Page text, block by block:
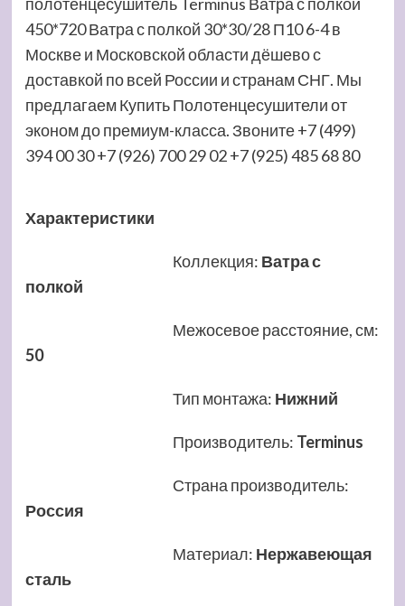
450*720 Ватра с полкой 30*30/28 П10 6-4 в
Москве и Московской области дёшево с
доставкой по всей России и странам СНГ. Мы
предлагаем Купить Полотенцесушители от
эконом до премиум-класса. Звоните +7 (499)
394 00 30 +7 (926) 700 29 02 +7 (925) 485 68 80
Характеристики
Коллекция: Ватра с
полкой
Межосевое расстояние, см:
50
Тип монтажа: Нижний
Производитель: Terminus
Страна производитель:
Россия
Материал: Нержавеющая
сталь